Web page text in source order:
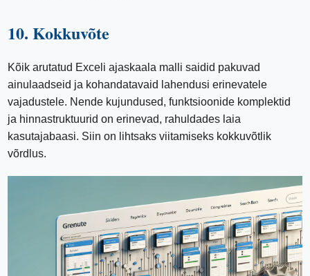
10. Kokkuvõte
Kõik arutatud Exceli ajaskaala malli saidid pakuvad
ainulaadseid ja kohandatavaid lahendusi erinevatele
vajadustele. Nende kujundused, funktsioonide komplektid
ja hinnastruktuurid on erinevad, rahuldades laia
kasutajabaasi. Siin on lihtsaks viitamiseks kokkuvõtlik
võrdlus.